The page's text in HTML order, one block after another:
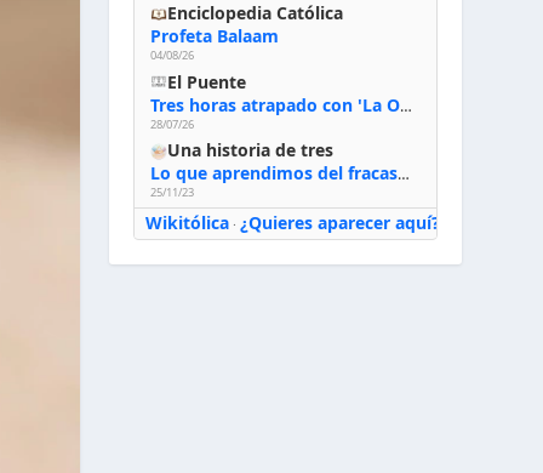
Enciclopedia Católica
Profeta Balaam
04/08/26
El Puente
Tres horas atrapado con 'La Odisea' de Nolan
28/07/26
Una historia de tres
Lo que aprendimos del fracaso al emprender
25/11/23
Wikitólica· ¿Quieres aparecer aquí?